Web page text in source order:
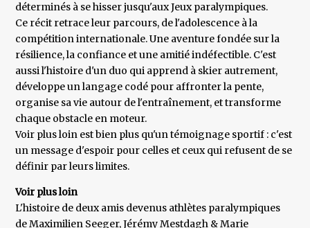
déterminés à se hisser jusqu'aux Jeux paralympiques.
Ce récit retrace leur parcours, de l'adolescence à la
compétition internationale. Une aventure fondée sur la
résilience, la confiance et une amitié indéfectible. C'est
aussi l'histoire d'un duo qui apprend à skier autrement,
développe un langage codé pour affronter la pente,
organise sa vie autour de l'entraînement, et transforme
chaque obstacle en moteur.
Voir plus loin est bien plus qu'un témoignage sportif : c'est
un message d'espoir pour celles et ceux qui refusent de se
définir par leurs limites.
Voir plus loin
L'histoire de deux amis devenus athlètes paralympiques
de Maximilien Seeger, Jérémy Mestdagh & Marie